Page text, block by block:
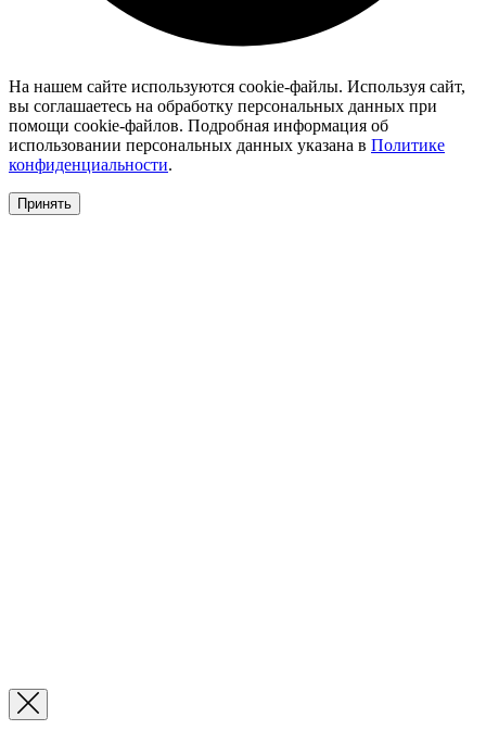
На нашем сайте используются cookie-файлы. Используя сайт,
вы соглашаетесь на обработку персональных данных при
помощи cookie-файлов. Подробная информация об
использовании персональных данных указана в Политике
конфиденциальности.
Принять